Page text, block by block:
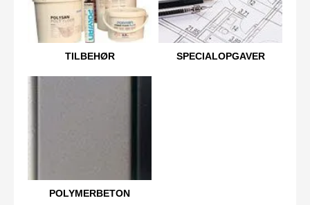
TILBEHØR SPECIALOPGAVER
POLYMERBETON